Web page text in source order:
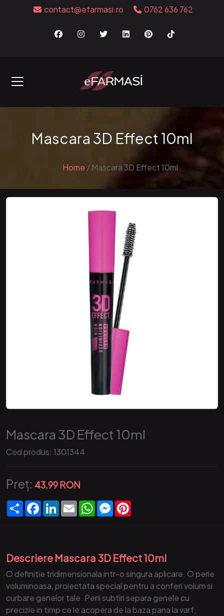
contact@efarmasi.ro 0762 636 762
Mascara 3D Effect 10ml
Home / Mascara 3D Effect 10ml
Mascara 3D Effect 10ml
Cod produs: 1301344
Preț: 43.99 RON
PartajareFacebook
LinkedIn
EmailWhatsAppMessenger
Descriere Mascara 3D Effect 10ml
O definitie tridimensionala intr-o singura aplicare. O perie
voluminoasa, proiectata special pentru a conferi volum si
curbare genelor tale. Perii subtiri separa genele cu
precizie in timp ce le acopera de la baza pana la varf,